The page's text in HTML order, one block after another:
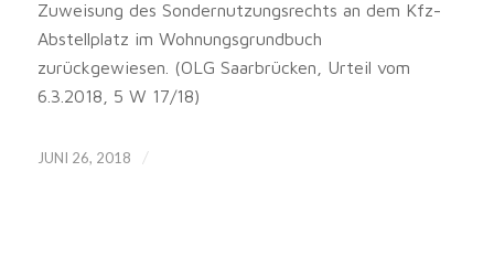
Zuweisung des Sondernutzungsrechts an dem Kfz-
Abstellplatz im Wohnungsgrundbuch
zurückgewiesen. (OLG Saarbrücken, Urteil vom
6.3.2018, 5 W 17/18)
JUNI 26, 2018 /